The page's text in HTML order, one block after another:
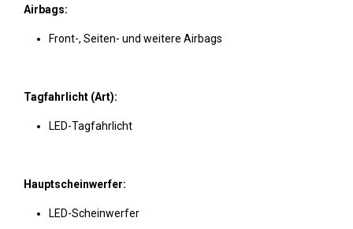
Airbags:
Front-, Seiten- und weitere Airbags
Tagfahrlicht (Art):
LED-Tagfahrlicht
Hauptscheinwerfer:
LED-Scheinwerfer